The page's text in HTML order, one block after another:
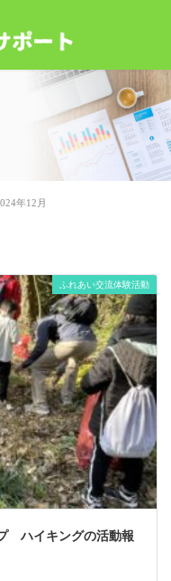
年12月
ふれあい交流体験活動
ハイキングの活動報